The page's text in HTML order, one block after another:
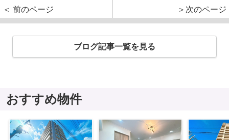
＜ 前のページ
＞次のページ
ブログ記事一覧を見る
おすすめ物件